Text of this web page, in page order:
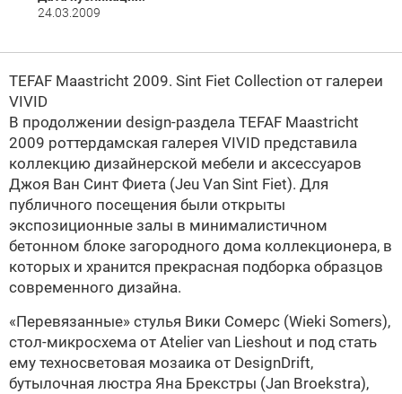
24.03.2009
TEFAF Maastricht 2009. Sint Fiet Collection от галереи
VIVID
В продолжении design-раздела TEFAF Maastricht
2009 роттердамская галерея VIVID представила
коллекцию дизайнерской мебели и аксессуаров
Джоя Ван Синт Фиета (Jeu Van Sint Fiet). Для
публичного посещения были открыты
экспозиционные залы в минималистичном
бетонном блоке загородного дома коллекционера, в
которых и хранится прекрасная подборка образцов
современного дизайна.
«Перевязанные» стулья Вики Сомерс (Wieki Somers),
стол-микросхема от Atelier van Lieshout и под стать
ему техносветовая мозаика от DesignDrift,
бутылочная люстра Яна Брекстры (Jan Broekstra),